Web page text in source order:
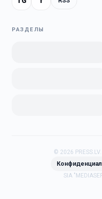
РАЗДЕЛЫ
© 2026 PRESS.LV.
SIA